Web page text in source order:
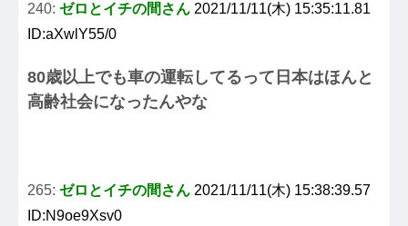
240: ゼロとイチの間さん 2021/11/11(木) 15:35:11.81
ID:aXwlY55/0
80歳以上でも車の運転してるって日本はほんと
高齢社会になったんやな
265: ゼロとイチの間さん 2021/11/11(木) 15:38:39.57
ID:N9oe9Xsv0